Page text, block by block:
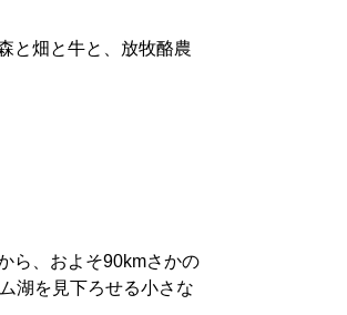
と畑と牛と、放牧酪農
ら、およそ90kmさかの
湖を見下ろせる小さな